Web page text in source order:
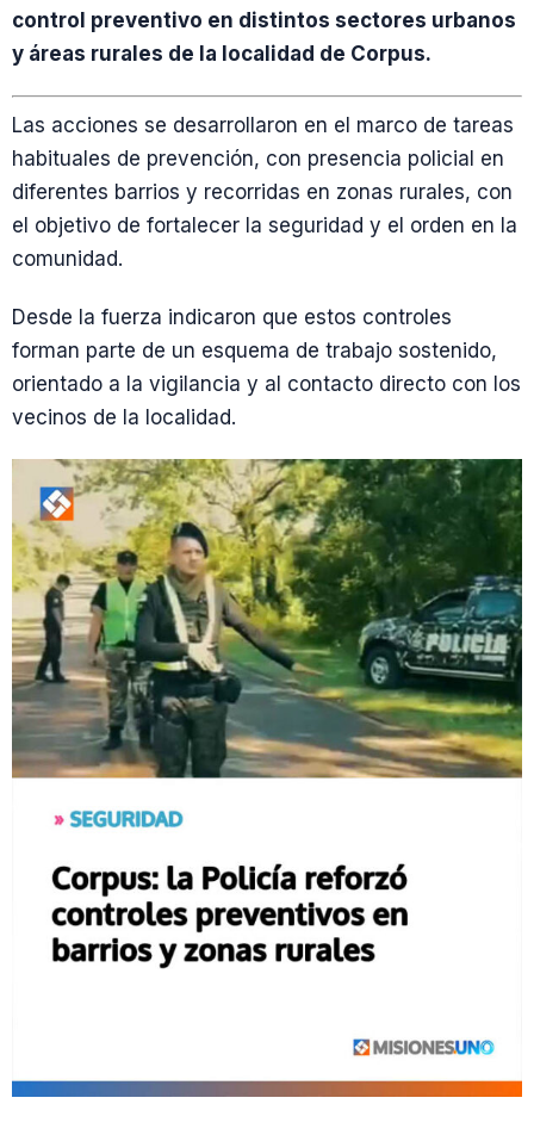
control preventivo en distintos sectores urbanos
y áreas rurales de la localidad de Corpus.
Las acciones se desarrollaron en el marco de tareas
habituales de prevención, con presencia policial en
diferentes barrios y recorridas en zonas rurales, con
el objetivo de fortalecer la seguridad y el orden en la
comunidad.
Desde la fuerza indicaron que estos controles
forman parte de un esquema de trabajo sostenido,
orientado a la vigilancia y al contacto directo con los
vecinos de la localidad.